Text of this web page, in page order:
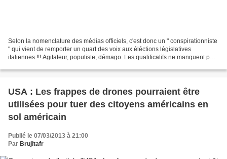
Selon la nomenclature des médias officiels, c'est donc un " conspirationniste
" qui vient de remporter un quart des voix aux éléctions législatives
italiennes !!! Agitateur, populiste, démago. Les qualificatifs ne manquent pas
USA : Les frappes de drones pourraient être
utilisées pour tuer des citoyens américains en
sol américain
Publié le 07/03/2013 à 21:00
Par Brujitafr